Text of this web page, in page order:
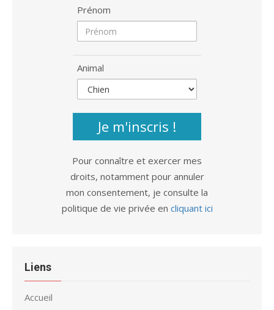
Prénom
Animal
Je m'inscris !
Pour connaître et exercer mes
droits, notamment pour annuler
mon consentement, je consulte la
politique de vie privée en cliquant ici
Liens
Accueil